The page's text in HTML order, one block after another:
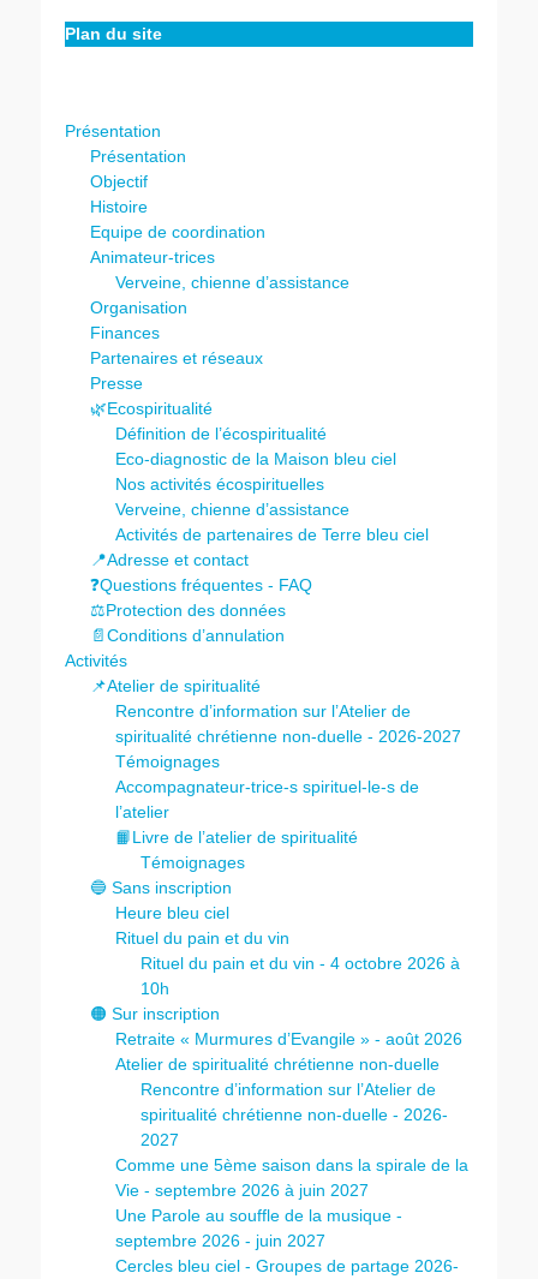
Plan du site
Présentation
Présentation
Objectif
Histoire
Equipe de coordination
Animateur-trices
Verveine, chienne d’assistance
Organisation
Finances
Partenaires et réseaux
Presse
🌿Ecospiritualité
Définition de l’écospiritualité
Eco-diagnostic de la Maison bleu ciel
Nos activités écospirituelles
Verveine, chienne d’assistance
Activités de partenaires de Terre bleu ciel
📍Adresse et contact
❓Questions fréquentes - FAQ
⚖️Protection des données
📄Conditions d’annulation
Activités
📌Atelier de spiritualité
Rencontre d’information sur l’Atelier de
spiritualité chrétienne non-duelle - 2026-2027
Témoignages
Accompagnateur-trice-s spirituel-le-s de
l’atelier
📙Livre de l’atelier de spiritualité
Témoignages
🔵 Sans inscription
Heure bleu ciel
Rituel du pain et du vin
Rituel du pain et du vin - 4 octobre 2026 à
10h
🟠 Sur inscription
Retraite « Murmures d’Evangile » - août 2026
Atelier de spiritualité chrétienne non-duelle
Rencontre d’information sur l’Atelier de
spiritualité chrétienne non-duelle - 2026-
2027
Comme une 5ème saison dans la spirale de la
Vie - septembre 2026 à juin 2027
Une Parole au souffle de la musique -
septembre 2026 - juin 2027
Cercles bleu ciel - Groupes de partage 2026-